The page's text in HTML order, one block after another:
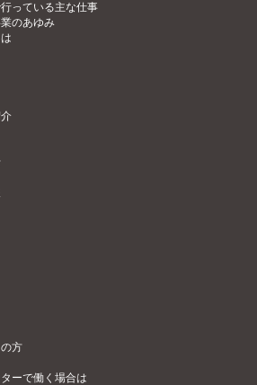
っている主な仕事
のあゆみ
方
ーで働く場合は